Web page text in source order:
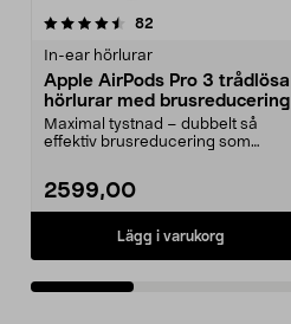
82
In-ear hörlurar
Apple AirPods Pro 3 trådlösa
hörlurar med brusreducering
Maximal tystnad – dubbelt så
effektiv brusreducering som
2599,00
Lägg i varukorg
4.5 av 5 stjärnor